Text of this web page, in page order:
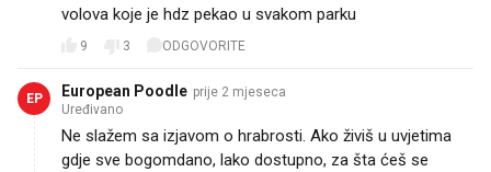
volova koje je hdz pekao u svakom parku
9 3 ODGOVORITE
EP European Poodle prije 2 mjeseca
Uređivano
Ne slažem sa izjavom o hrabrosti. Ako živiš u uvjetima
gdje sve bogomdano, lako dostupno, za šta ćeš se